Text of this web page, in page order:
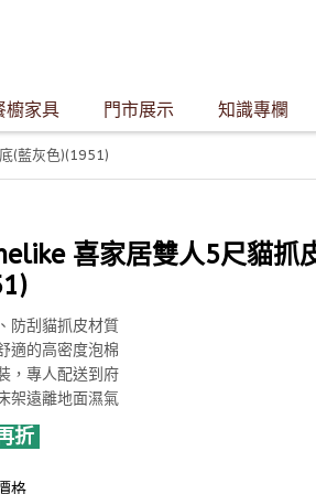
櫥家具 門市展示 知識專欄
(藍灰色)(1951)
喜家居雙人5尺貓抓
防刮貓抓皮材質
適的高密度泡棉
，專人配送到府
架遠離地面濕氣
折
格